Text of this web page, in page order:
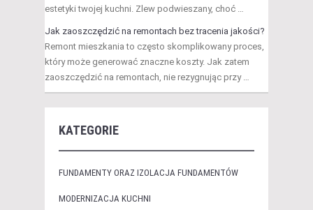
estetyki twojej kuchni. Zlew podwieszany, choć …
Jak zaoszczędzić na remontach bez tracenia jakości?
Remont mieszkania to często skomplikowany proces,
który może generować znaczne koszty. Jak zatem
zaoszczędzić na remontach, nie rezygnując przy …
KATEGORIE
FUNDAMENTY ORAZ IZOLACJA FUNDAMENTÓW
MODERNIZACJA KUCHNI